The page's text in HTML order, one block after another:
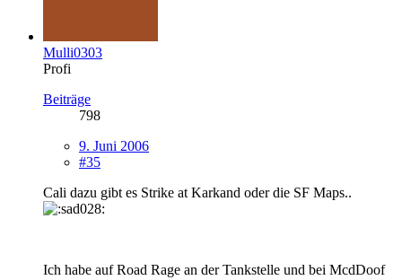
Mulli0303
Profi
Beiträge
798
9. Juni 2006
#35
Cali dazu gibt es Strike at Karkand oder die SF Maps..
Ich habe auf Road Rage an der Tankstelle und bei McdDoof